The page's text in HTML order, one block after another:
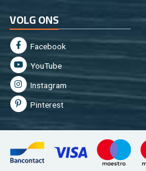
VOLG ONS
Fa­cebook
You­Tu­be
In­st­agram
Pin­te­rest